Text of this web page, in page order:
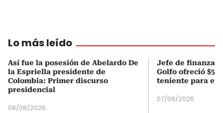
Lo más leído
Así fue la posesión de Abelardo De
la Espriella presidente de
Colombia: Primer discurso
presidencial
08/08/2026
Jefe de finanzas
Golfo ofreció
teniente para
07/08/2026